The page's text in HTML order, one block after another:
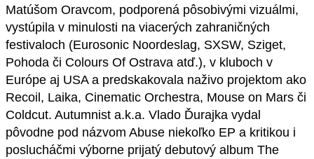
Matúšom Oravcom, podporená pôsobivými vizuálmi,
vystúpila v minulosti na viacerých zahraničných
festivaloch (Eurosonic Noordeslag, SXSW, Sziget,
Pohoda či Colours Of Ostrava atď.), v kluboch v
Európe aj USA a predskakovala naživo projektom ako
Recoil, Laika, Cinematic Orchestra, Mouse on Mars či
Coldcut. Autumnist a.k.a. Vlado Ďurajka vydal
pôvodne pod názvom Abuse niekoľko EP a kritikou i
poslucháčmi výborne prijatý debutový album The